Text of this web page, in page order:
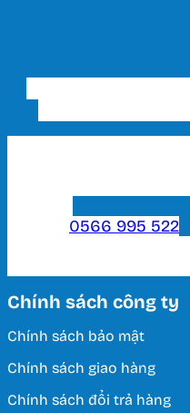
0566 995 522
Chính sách công ty
Chính sách bảo mật
Chính sách giao hàng
Chính sách đổi trả hàng